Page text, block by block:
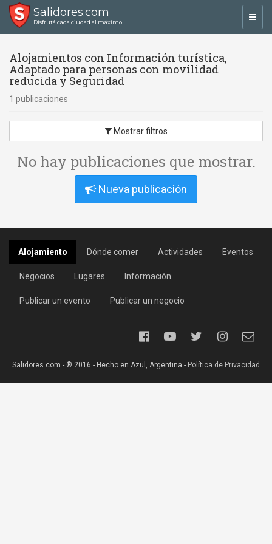
Salidores.com
Disfrutá cada ciudad al máximo
Alojamientos con Información turística,
Adaptado para personas con movilidad
reducida y Seguridad
1 publicaciones
Mostrar filtros
No hay publicaciones que mostrar.
Nueva publicación
Alojamiento Dónde comer Actividades Eventos
Negocios Lugares Información
Publicar un evento Publicar un negocio
Salidores.com - ® 2016 - Hecho en Azul, Argentina - Política de Privacidad